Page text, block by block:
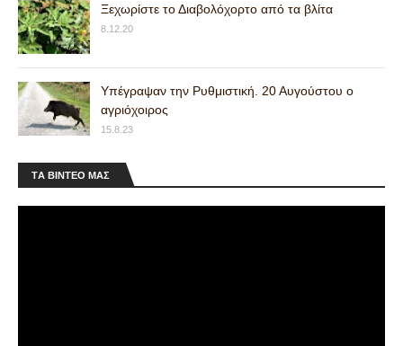
Ξεχωρίστε το Διαβολόχορτο από τα βλίτα
8.12.20
Υπέγραψαν την Ρυθμιστική. 20 Αυγούστου ο
αγριόχοιρος
15.8.23
ΤA ΒΙΝΤΕΟ MAΣ